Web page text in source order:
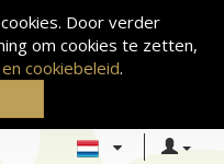
Door verder
om cookies te zetten,
cookiebeleid.